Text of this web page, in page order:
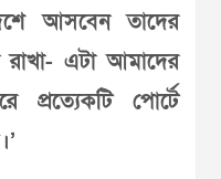
আসবেন তাদের
রাখা- এটা আমাদের
পোর্টে